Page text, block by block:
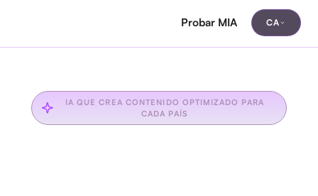
Probar MIA CA
IA QUE CREA CONTENIDO OPTIMIZADO PARA
CADA PAÍS